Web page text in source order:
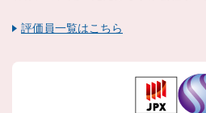
評価員一覧はこちら